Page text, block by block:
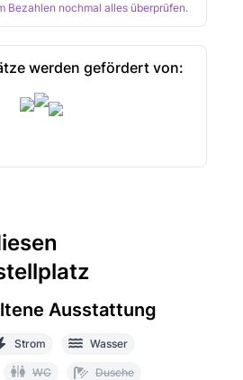
Bezahlen nochmal alles überprüfen.
werden gefördert von:
Ausstattung
Strom Wasser
WC Dusche